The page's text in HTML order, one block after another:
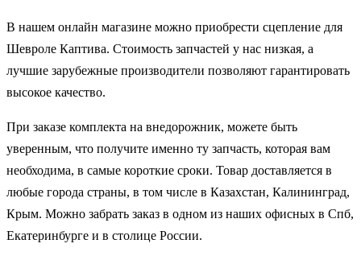
В нашем онлайн магазине можно приобрести сцепление для
Шевроле Каптива. Стоимость запчастей у нас низкая, а
лучшие зарубежные производители позволяют гарантировать
высокое качество.
При заказе комплекта на внедорожник, можете быть
уверенным, что получите именно ту запчасть, которая вам
необходима, в самые короткие сроки. Товар доставляется в
любые города страны, в том числе в Казахстан, Калининград,
Крым. Можно забрать заказ в одном из наших офисных в Спб,
Екатеринбурге и в столице России.